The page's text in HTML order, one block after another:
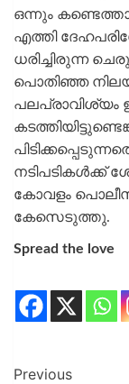
ഒന്നും
എത്തി
ധരിച്ചിരുന്ന
പൊതിഞ്ഞ
കോവളം
കേസെടുത്തു.
Spread the love
Previous